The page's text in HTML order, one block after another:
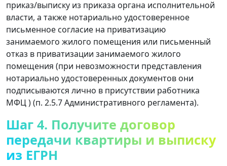
приказ/выписку из приказа органа исполнительной
власти, а также нотариально удостоверенное
письменное согласие на приватизацию
занимаемого жилого помещения или письменный
отказ в приватизации занимаемого жилого
помещения (при невозможности представления
нотариально удостоверенных документов они
подписываются лично в присутствии работника
МФЦ ) (п. 2.5.7 Административного регламента).
Шаг 4. Получите договор
передачи квартиры и выписку
из ЕГРН